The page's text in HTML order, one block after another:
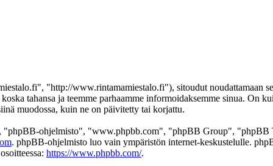
"http://www.rintamamiestalo.fi"), sitoudut noudattamaan
tahansa ja teemme parhaamme informoidaksemme sinua. On
muodossa, kuin ne on päivitetty tai korjattu.
"phpBB-ohjelmisto", "www.phpbb.com", "phpBB Group",
. phpBB-ohjelmisto luo vain ympäristön internet-keskustelulle.
https://www.phpbb.com/.